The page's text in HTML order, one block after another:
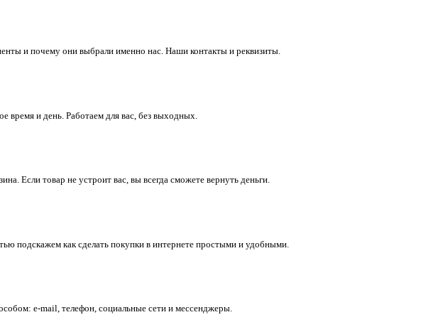
и почему они выбрали именно нас. Наши контакты и реквизиты.
время и день. Работаем для вас, без выходных.
Если товар не устроит вас, вы всегда сможете вернуть деньги.
подскажем как сделать покупки в интернете простыми и удобными.
e-mail, телефон, социальные сети и мессенджеры.